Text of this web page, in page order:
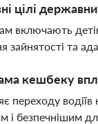
цілі
включають
зайнятості та
кешбеку
переходу
і безпечнішим